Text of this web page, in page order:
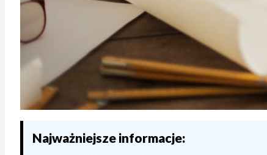
Najważniejsze informacje: